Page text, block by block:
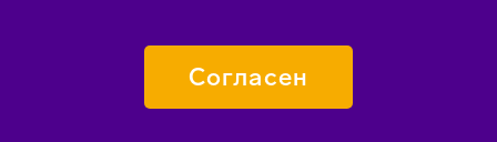
"Композиция № 5"
Дарья Мазо, 16 лет, город Санкт-Петербург
Согласен